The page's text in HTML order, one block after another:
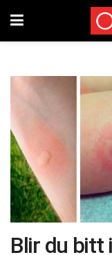
Blir du bitt